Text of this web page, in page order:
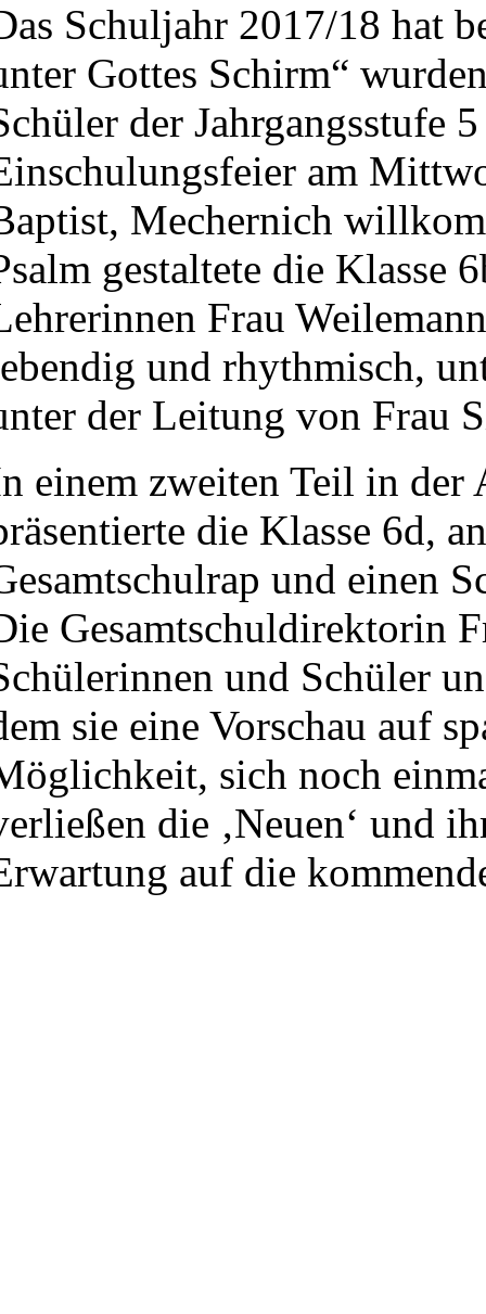
Schuljahr 2017/18 hat
Gottes Schirm“
der Jahrgangsstufe
am
Mechernich
gestaltete die Klasse
Frau
und rhythmisch,
der Leitung von Frau
einem zweiten Teil in der
die Klasse 6d,
und einen
Gesamtschuldirektorin
und Schüler
sie eine Vorschau auf
sich noch
die ‚Neuen‘ und
auf die